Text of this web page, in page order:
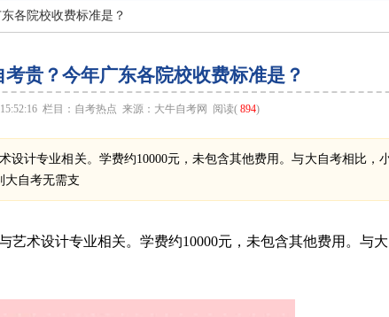
各院校收费标准是？
贵？今年广东各院校收费标准是？
栏目： 自考热点 来源： 大牛自考网 阅读( 894)
设计专业相关。学费约10000元，未包含其他费用。与大自考相比，
大自考无需支
艺术设计专业相关。学费约10000元，未包含其他费用。与大